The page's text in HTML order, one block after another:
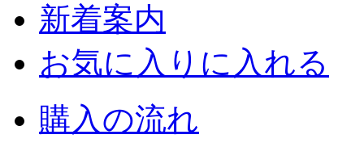
新着案内
お気に入りに入れる
購入の流れ